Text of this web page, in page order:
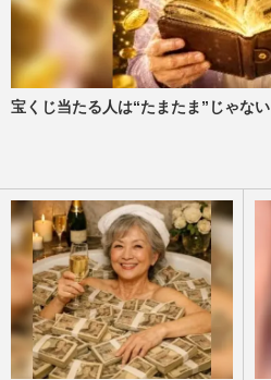
宝くじ当たる人は“たまたま”じゃない